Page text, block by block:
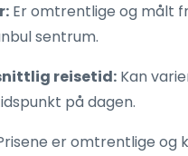
Er omtrentlige og målt
sentrum.
reisetid: Kan
på dagen.
er omtrentlige og